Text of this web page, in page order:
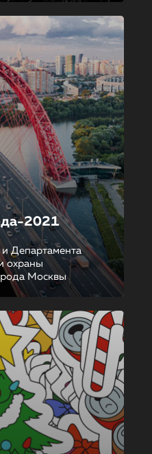
2021
Департамента
охраны
Москвы